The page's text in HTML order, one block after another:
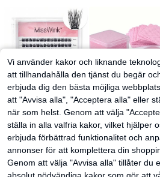
68kr70kr -2% 30 kr
Vi använder kakor och liknande
att tillhandahålla den tjänst du begär
erbjuda dig den bästa möjliga
att "Avvisa alla", "Acceptera alla" eller
när som helst. Genom att välja
ställa in alla valfria kakor, vilket hjälper
erbjuda förbättrad funktionalitet och
annonser för att komplettera din
Genom att välja "Avvisa alla" tillåter du